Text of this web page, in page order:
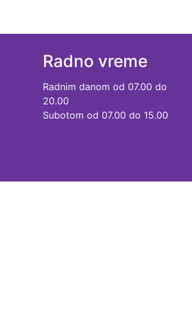
Radno vreme
Radnim danom od 07.00 do
20.00
Subotom od 07.00 do 15.00